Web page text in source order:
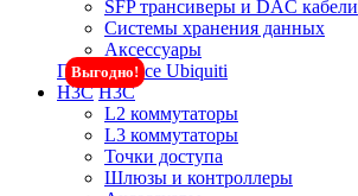
SFP трансиверы и DAC кабели
Системы хранения данных
Аксессуары
Показать все Ubiquiti
H3C
Выгодно!
H3C
L2 коммутаторы
L3 коммутаторы
Точки доступа
Шлюзы и контроллеры